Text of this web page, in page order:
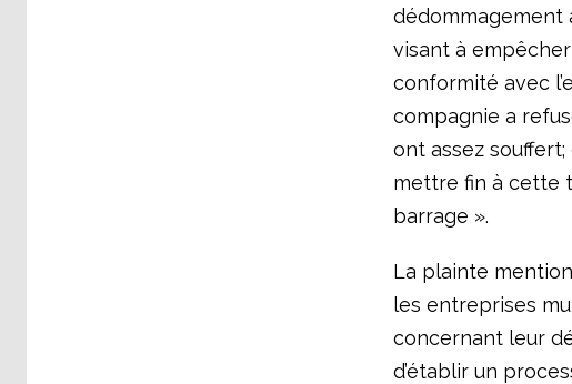
dédommagement
visant à
conformité avec
compagnie a
ont assez
mettre fin à cette
barrage ».
La plainte
les entreprises
concernant leur
d’établir un